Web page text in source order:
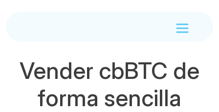
Vender cbBTC de
forma sencilla